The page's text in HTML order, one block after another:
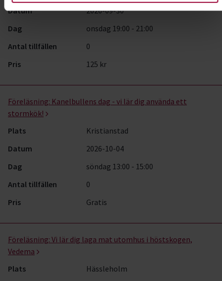
Datum
2026-09-30
Dag
onsdag 19:00 - 21:00
Antal tillfällen
0
Pris
125 kr
Föreläsning: Kanelbullens dag - vi lär dig använda ett
stormkök!
Plats
Kristianstad
Datum
2026-10-04
Dag
söndag 13:00 - 15:00
Antal tillfällen
0
Pris
Gratis
Föreläsning: Vi lär dig laga mat utomhus i höstskogen,
Vedema
Plats
Hässleholm